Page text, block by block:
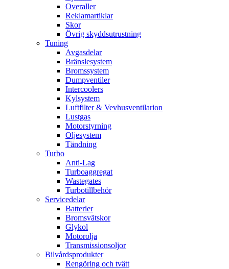
Overaller
Reklamartiklar
Skor
Övrig skyddsutrustning
Tuning
Avgasdelar
Bränslesystem
Bromssystem
Dumpventiler
Intercoolers
Kylsystem
Luftfilter & Vevhusventilarion
Lustgas
Motorstyrning
Oljesystem
Tändning
Turbo
Anti-Lag
Turboaggregat
Wastegates
Turbotillbehör
Servicedelar
Batterier
Bromsvätskor
Glykol
Motorolja
Transmissionsoljor
Bilvårdsprodukter
Rengöring och tvätt